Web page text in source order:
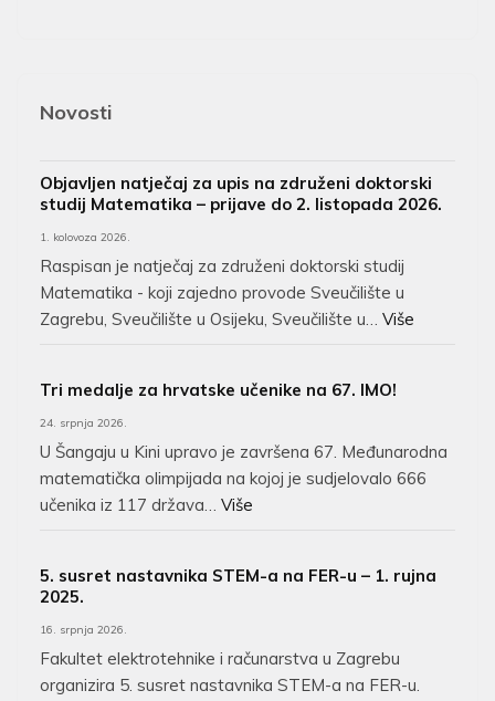
Novosti
Objavljen natječaj za upis na združeni doktorski
studij Matematika – prijave do 2. listopada 2026.
1. kolovoza 2026.
Raspisan je natječaj za združeni doktorski studij
Matematika - koji zajedno provode Sveučilište u
Zagrebu, Sveučilište u Osijeku, Sveučilište u… Više
Tri medalje za hrvatske učenike na 67. IMO!
24. srpnja 2026.
U Šangaju u Kini upravo je završena 67. Međunarodna
matematička olimpijada na kojoj je sudjelovalo 666
učenika iz 117 država… Više
5. susret nastavnika STEM-a na FER-u – 1. rujna
2025.
16. srpnja 2026.
Fakultet elektrotehnike i računarstva u Zagrebu
organizira 5. susret nastavnika STEM-a na FER-u.